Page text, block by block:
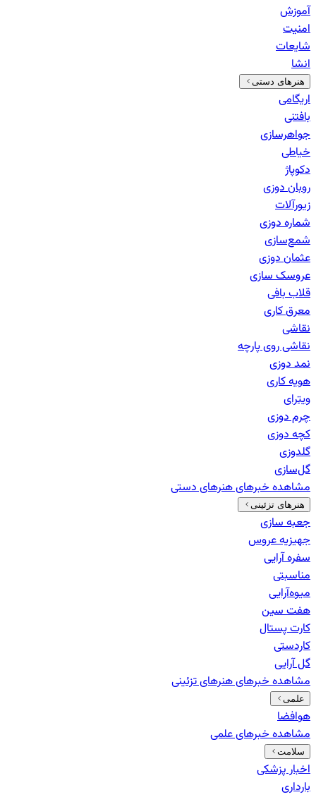
آموزش
امنیت
شایعات
انشا
هنرهای دستی
اریگامی
بافتنی
جواهرسازی
خیاطی
دکوپاژ
روبان دوزی
زیورآلات
شماره دوزی
شمع‌سازی
عثمان دوزی
عروسک سازی
قلاب بافی
معرق کاری
نقاشی
نقاشی روی پارچه
نمد دوزی
هویه کاری
ویترای
چرم دوزی
کچه دوزی
گلدوزی
گل‌سازی
مشاهده خبرهایهنرهای دستی
هنرهای تزئینی
جعبه سازی
جهیزیه عروس
سفره آرایی
مناسبتی
میوه‌آرایی
هفت سین
کارت پستال
کاردستی
گل آرایی
مشاهده خبرهایهنرهای تزئینی
علمی
هوافضا
مشاهده خبرهایعلمی
سلامت
اخبار پزشکی
بارداری